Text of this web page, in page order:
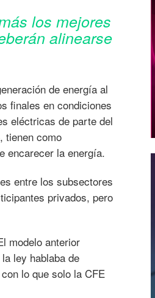
los mejores
alinearse
de energía al
finales en condiciones
eléctricas de parte del
tienen como
encarecer la energía.
entre los subsectores
privados, pero
modelo anterior
ley hablaba de
lo que solo la CFE